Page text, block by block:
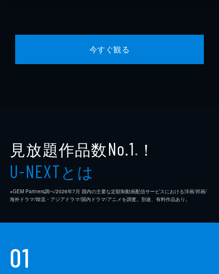
今すぐ観る
見放題作品数No.1 ※ ！
U-NEXTとは
※GEM Partners調べ/2026年7⽉ 国内の主要な定額制動画配信サービスにおける洋画/邦画/
海外ドラマ/韓流・アジアドラマ/国内ドラマ/アニメを調査。別途、有料作品あり。
01